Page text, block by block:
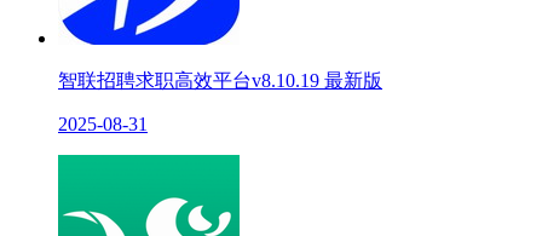
智联招聘求职高效平台v8.10.19 最新版
2025-08-31